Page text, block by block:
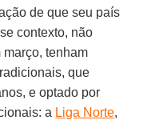
de que seu país
contexto, não
tenham
que
e optado por
a Liga Norte,